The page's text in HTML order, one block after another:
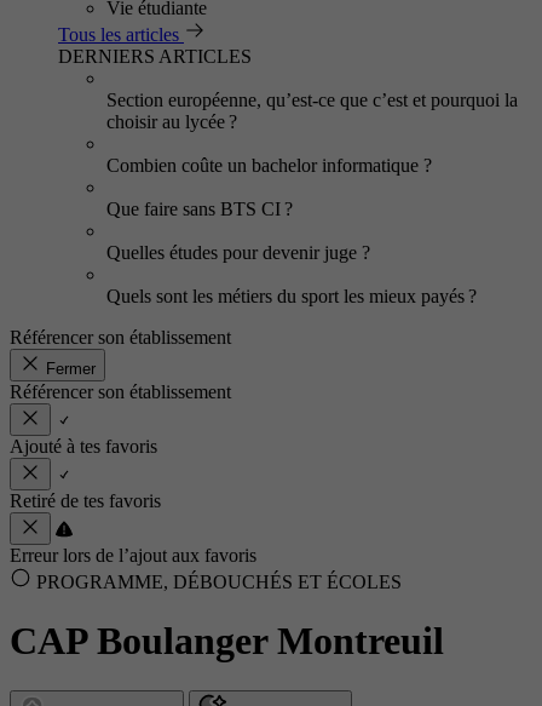
Vie étudiante
Tous les articles
DERNIERS ARTICLES
Section européenne, qu’est-ce que c’est et pourquoi la
choisir au lycée ?
Combien coûte un bachelor informatique ?
Que faire sans BTS CI ?
Quelles études pour devenir juge ?
Quels sont les métiers du sport les mieux payés ?
Référencer son établissement
Fermer
Référencer son établissement
Ajouté à tes favoris
Retiré de tes favoris
Erreur lors de l’ajout aux favoris
PROGRAMME, DÉBOUCHÉS ET ÉCOLES
CAP Boulanger Montreuil